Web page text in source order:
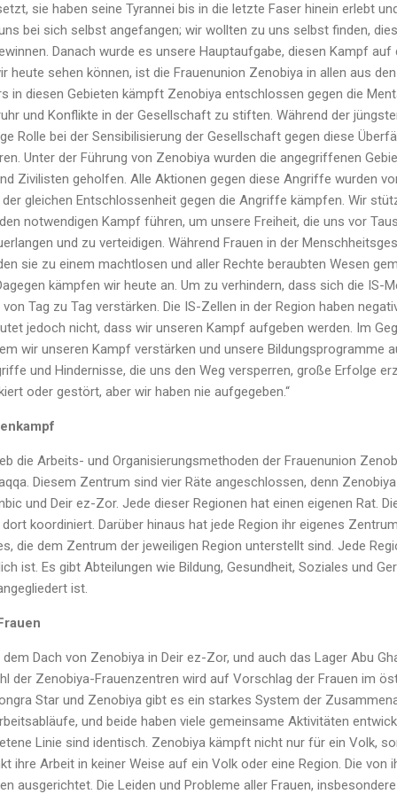
sie haben seine Tyrannei bis in die letzte Faser hinein erlebt
bei sich selbst angefangen; wir wollten zu uns selbst finden,
Danach wurde es unsere Hauptaufgabe, diesen Kampf
heute sehen können, ist die Frauenunion Zenobiya in allen aus
in diesen Gebieten kämpft Zenobiya entschlossen gegen die
und Konflikte in der Gesellschaft zu stiften. Während der
Rolle bei der Sensibilisierung der Gesellschaft gegen diese
Unter der Führung von Zenobiya wurden die angegriffenen
Zivilisten geholfen. Alle Aktionen gegen diese Angriffe wurden
gleichen Entschlossenheit gegen die Angriffe kämpfen. Wir
notwendigen Kampf führen, um unsere Freiheit, die uns vor
und zu verteidigen. Während Frauen in der
sie zu einem machtlosen und aller Rechte beraubten Wesen
kämpfen wir heute an. Um zu verhindern, dass sich die
Tag zu Tag verstärken. Die IS-Zellen in der Region haben
jedoch nicht, dass wir unseren Kampf aufgeben werden. Im
wir unseren Kampf verstärken und unsere Bildungsprogramme
und Hindernisse, die uns den Weg versperren, große Erfolge
oder gestört, aber wir haben nie aufgegeben.“
die Arbeits- und Organisierungsmethoden der Frauenunion
Diesem Zentrum sind vier Räte angeschlossen, denn
und Deir ez-Zor. Jede dieser Regionen hat einen eigenen Rat.
koordiniert. Darüber hinaus hat jede Region ihr eigenes
die dem Zentrum der jeweiligen Region unterstellt sind. Jede
ist. Es gibt Abteilungen wie Bildung, Gesundheit, Soziales und
ist.
Dach von Zenobiya in Deir ez-Zor, und auch das Lager Abu
der Zenobiya-Frauenzentren wird auf Vorschlag der Frauen im
Star und Zenobiya gibt es ein starkes System der
und beide haben viele gemeinsame Aktivitäten
Linie sind identisch. Zenobiya kämpft nicht nur für ein Volk,
ihre Arbeit in keiner Weise auf ein Volk oder eine Region. Die von
ausgerichtet. Die Leiden und Probleme aller Frauen,